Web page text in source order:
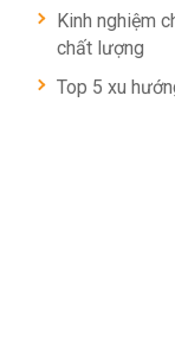
Kinh nghiệm
chất lượng
Top 5 xu